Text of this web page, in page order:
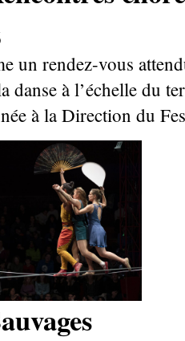
rendez-vous
danse à l’échelle du
à la Direction du